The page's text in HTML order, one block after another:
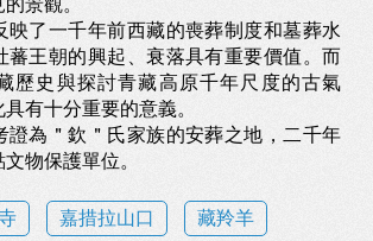
景觀。
映了一千年前西藏的喪葬制度和墓葬水
蕃王朝的興起、衰落具有重要價值。而
歷史與探討青藏高原千年尺度的古氣
有十分重要的意義。
證為＂欽＂氏家族的安葬之地，二千年
物保護單位。
嘉措拉山口 藏羚羊